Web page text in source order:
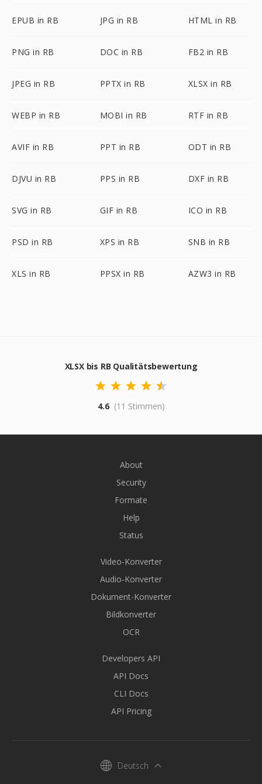
EPUB in RB JPG in RB HTML in RB
PNG in RB DOC in RB FB2 in RB
JPEG in RB PPTX in RB XLSX in RB
WEBP in RB MOBI in RB RTF in RB
AVIF in RB PPT in RB ODT in RB
DJVU in RB PPS in RB DXF in RB
SVG in RB GIF in RB ICO in RB
PSD in RB XPS in RB SNB in RB
XLS in RB PPSX in RB AZW3 in RB
XLSX bis RB Qualitätsbewertung
4.6 (11 Stimmen)
About
Security
Formate
Help
Status
Video-Konverter
Audio-Konverter
Dokument-Konverter
Bildkonverter
OCR
Developers API
API Docs
CLI Docs
API Pricing
Deutsch